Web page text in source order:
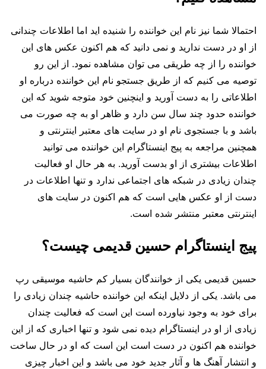
احتمالا شما نیز نام این خواننده را شنیده اید اما اطلاعات چندانی
از او در دست ندارید و نمی دانید که هم اکنون عکس های این
خواننده را از چه طریقی می توان مشاهده نمود‌. از این رو
توصیه می‌ کنیم که از طریق جستجو نام این خواننده درباره او
اطلاعاتی را به دست آورید و اینچنین خود متوجه شوید که این
خواننده حدود چند سال سن دارد و ظاهر او به چه صورت می
باشد و با جستجوی نام او در سایت های معتبر اینترنتی و
همچنین مراجعه به پیج اینستاگرام این خواننده می توانید
اطلاعات بیشتری از او بدست آورید. به هر حال او فعالیت
چندان زیادی در شبکه های اجتماعی ندارد و تنها اطلاعات در
دست از او عکس هایی است که هم اکنون در سایت های
اینترنتی معتبر منتشر شده است.
پیج اینستاگرام حسین قدیمی چیست؟
حسین قدیمی یکی از خوانندگان بسیار کم حاشیه موسیقی رپ
می باشد. یکی از دلایل اینکه این خواننده حاشیه چندان زیادی را
برای خود به وجود نیاورده است این است که فعالیت چندان
زیادی از او در اینستاگرام دیده نمی‌ شود و تنها اخباری که از این
خواننده هم اکنون در دست است این است که او در حال ساخت
و انتشار آهنگ ها و آثار جدید خود می باشد و این اخبار چیزی